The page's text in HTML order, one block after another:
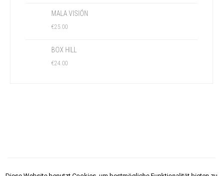
MALA VISIÓN
€25.00
BOX HILL
€24.00